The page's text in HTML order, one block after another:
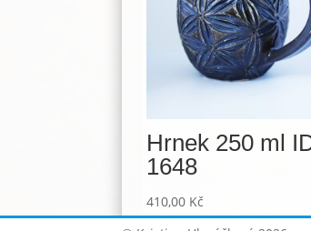
Hrnek 250 ml
1648
410,00 Kč